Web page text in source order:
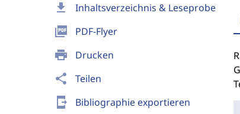
download Inhaltsverzeichnis & Leseprobe
picture_as_pdf PDF-Flyer
print Drucken
share Teilen
send_to_mobile Bibliographie exportieren